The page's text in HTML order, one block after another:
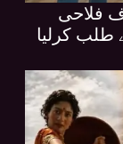
فلاحی
طلب کرلیا